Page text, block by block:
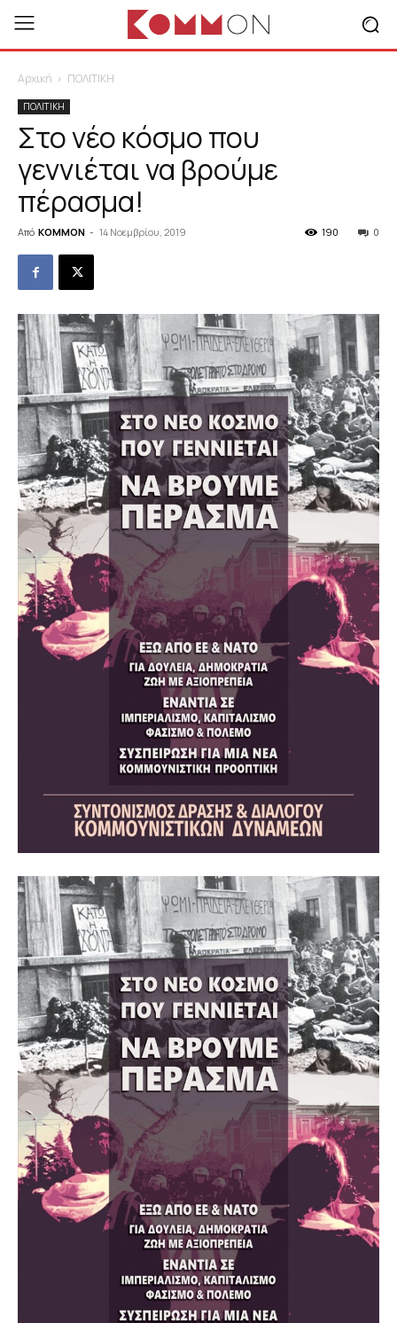
Αρχική ΠΟΛΙΤΙΚΗ
ΠΟΛΙΤΙΚΗ
Στο νέο κόσμο που
γεννιέται να βρούμε
πέρασμα!
Από KOMMON - 14 Νοεμβρίου, 2019 0
190